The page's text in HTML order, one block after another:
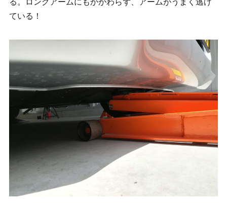
る。ロングアームにもかかわらず、アームがうまく逃げ
ている！